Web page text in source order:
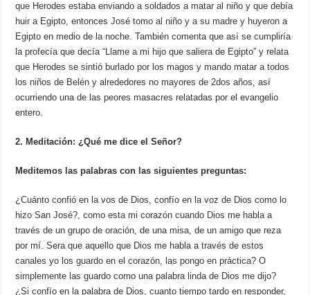
que Herodes estaba enviando a soldados a matar al niño y que debía
huir a Egipto, entonces José tomo al niño y a su madre y huyeron a
Egipto en medio de la noche. También comenta que así se cumpliría
la profecía que decía “Llame a mi hijo que saliera de Egipto” y relata
que Herodes se sintió burlado por los magos y mando matar a todos
los niños de Belén y alrededores no mayores de 2dos años, así
ocurriendo una de las peores masacres relatadas por el evangelio
entero.
2. Meditación: ¿Qué me dice el Señor?
Meditemos las palabras con las siguientes preguntas:
¿Cuánto confió en la vos de Dios, confío en la voz de Dios como lo
hizo San José?, como esta mi corazón cuando Dios me habla a
través de un grupo de oración, de una misa, de un amigo que reza
por mí. Sera que aquello que Dios me habla a través de estos
canales yo los guardo en el corazón, las pongo en práctica? O
simplemente las guardo como una palabra linda de Dios me dijo?
¿Si confío en la palabra de Dios, cuanto tiempo tardo en responder,